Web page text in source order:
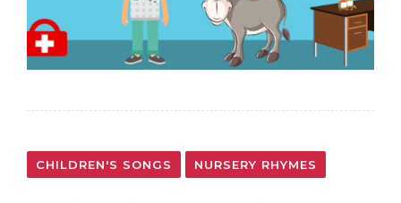
CHILDREN'S SONGS NURSERY RHYMES